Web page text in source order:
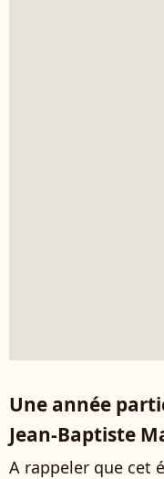
Une année
Jean-Baptiste
A rappeler que cet